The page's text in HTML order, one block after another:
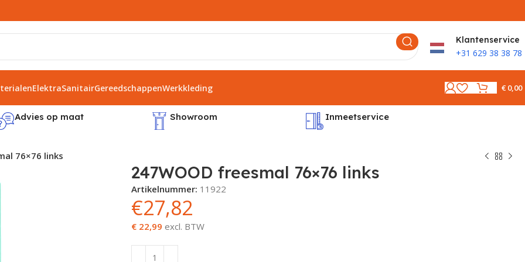
Klantenservice
+31 629 38 38 78
ElektraSanitairGereedschappenWerkkleding €0,00
Advies op maat Showroom Inmeetservice
76×76 links
247WOOD freesmal 76×76 links
Artikelnummer: 11922
€27,82
€ 22,99 excl. BTW